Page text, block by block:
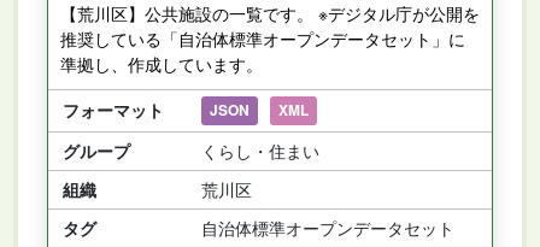
【荒川区】公共施設の一覧です。 ※デジタル庁が公開を
推奨している「自治体標準オープンデータセット」に
準拠し、作成しています。
フォーマット
JSON XML
グループ
くらし・住まい
組織
荒川区
タグ
自治体標準オープンデータセット